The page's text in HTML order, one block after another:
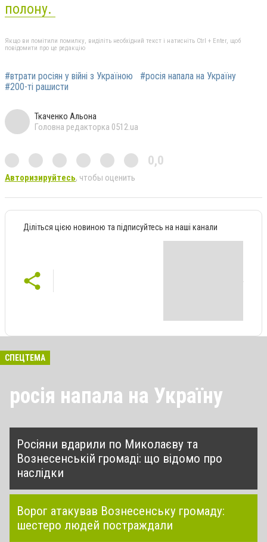
полону.
Якщо ви помітили помилку, виділіть необхідний текст і натисніть Ctrl + Enter, щоб
повідомити про це редакцію
#втрати росіян у війні з Україною
#росія напала на Україну
#200-ті рашисти
Ткаченко Альона
Головна редакторка 0512.ua
0,0
Авторизируйтесь, чтобы оценить
Діліться цією новиною та підписуйтесь на наші канали
СПЕЦТЕМА
росія напала на Україну
Росіяни вдарили по Миколаєву та
Вознесенській громаді: що відомо про
наслідки
Ворог атакував Вознесенську громаду:
шестеро людей постраждали